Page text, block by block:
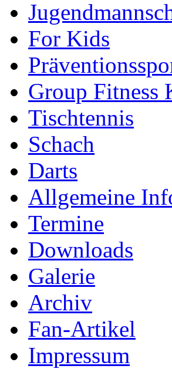
For Kids
Group Fitness
Tischtennis
Schach
Darts
Allgemeine
Termine
Downloads
Galerie
Archiv
Fan-Artikel
Impressum